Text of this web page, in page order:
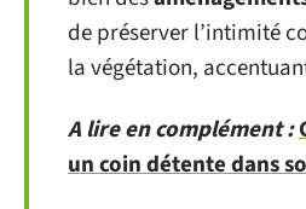
de préserver l’intimité
la végétation,
A lire en complément :
un coin détente dans